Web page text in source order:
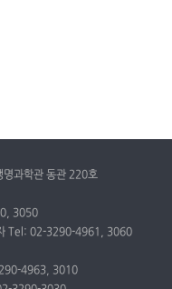
명과학관 동관 220호
3050
자 Tel: 02-3290-4961, 3060
4963, 3010